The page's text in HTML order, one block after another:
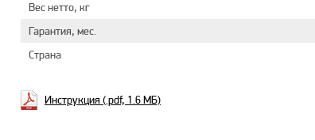
Вес нетто, кг
Гарантия, мес.
Страна
Инструкция (.pdf, 1.6 МБ)